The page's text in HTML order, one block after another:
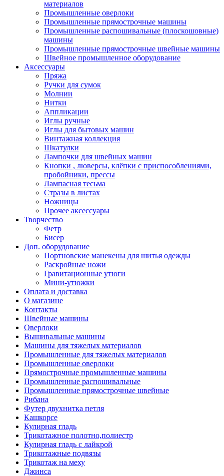
материалов
Промышленные оверлоки
Промышленные прямострочные машины
Промышленные распошивальные (плоскошовные)
машины
Промышленные прямострочные швейные машины
Швейное промышленное оборудование
Аксессуары
Пряжа
Ручки для сумок
Молнии
Нитки
Аппликации
Иглы ручные
Иглы для бытовых машин
Винтажная коллекция
Шкатулки
Лампочки для швейных машин
Кнопки , люверсы, клёпки с приспособлениями,
пробойники, прессы
Лампасная тесьма
Стразы в листах
Ножницы
Прочее аксессуары
Творчество
Фетр
Бисер
Доп. оборудование
Портновские манекены для шитья одежды
Раскройные ножи
Гравитационные утюги
Мини-утюжки
Оплата и доставка
О магазине
Контакты
Швейные машины
Оверлоки
Вышивальные машины
Машины для тяжелых материалов
Промышленные для тяжелых материалов
Промышленные оверлоки
Прямострочные промышленные машины
Промышленные распошивальные
Промышленные прямострочные швейные
Рибана
Футер двухнитка петля
Кашкорсе
Кулирная гладь
Трикотажное полотно,полиестр
Кулирная гладь с лайкрой
Трикотажные подвязы
Трикотаж на меху
Джинса